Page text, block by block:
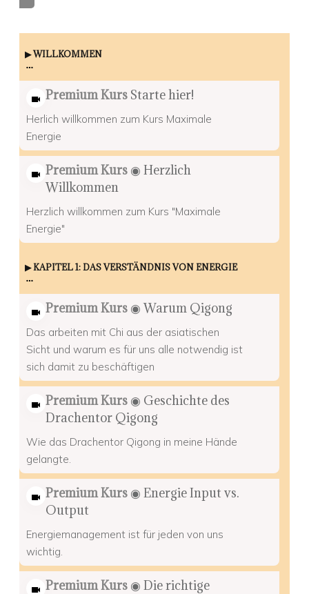
▶︎ WILLKOMMEN
Premium Kurs Starte hier!
Herlich willkommen zum Kurs Maximale
Energie
Premium Kurs ◉ Herzlich
Willkommen
Herzlich willkommen zum Kurs "Maximale
Energie"
▶︎ KAPITEL 1: DAS VERSTÄNDNIS VON ENERGIE
Premium Kurs ◉ Warum Qigong
Das arbeiten mit Chi aus der asiatischen
Sicht und warum es für uns alle notwendig ist
sich damit zu beschäftigen
Premium Kurs ◉ Geschichte des
Drachentor Qigong
Wie das Drachentor Qigong in meine Hände
gelangte.
Premium Kurs ◉ Energie Input vs.
Output
Energiemanagement ist für jeden von uns
wichtig.
Premium Kurs ◉ Die richtige